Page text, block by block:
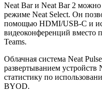
Neat Bar и Neat Bar 2 можно
режиме Neat Select. Он
помощью HDMI/USB-C и
видеоконференций вместо
Teams.
Облачная система Neat
развертыванием устройств
статистику по
BYOD.